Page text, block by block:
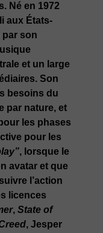
Né en 1972
aux États-
par son
et un large
Son
besoins du
par nature, et
les phases
pour les
, lorsque le
avatar et que
l’action
licences
, State of
, Jesper